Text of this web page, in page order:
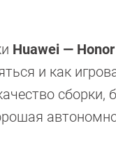
Huawei — Honor
и как